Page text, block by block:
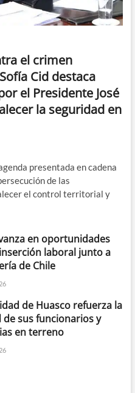
el crimen
Cid destaca
el Presidente José
la seguridad en
presentada en cadena
de las
el control territorial y
en oportunidades
laboral junto a
de Chile
de Huasco refuerza la
de sus funcionarios y
en terreno